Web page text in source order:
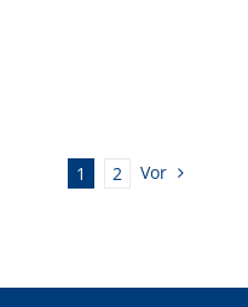
1 2 Vor